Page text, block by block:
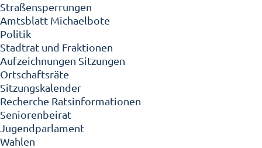
Straßensperrungen
Amtsblatt Michaelbote
Politik
Stadtrat und Fraktionen
Aufzeichnungen Sitzungen
Ortschaftsräte
Sitzungskalender
Recherche Ratsinformationen
Seniorenbeirat
Jugendparlament
Wahlen